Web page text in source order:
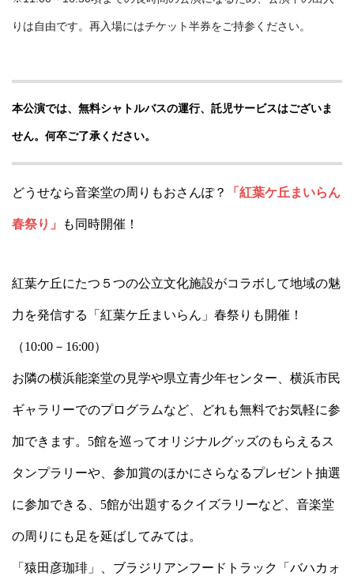
りは自由です。再入場にはチケット半券をご持参ください。
本公演では、無料シャトルバスの運行、託児サービスはございま
せん。何卒ご了承ください。
どうせなら音楽堂の周りもおさんぽ？ 「紅葉ケ丘まいらん
春祭り」 も同時開催！
紅葉ケ丘にたつ５つの公立文化施設がコラボして地域の魅
力を発信する「紅葉ケ丘まいらん」春祭りも開催！
（10:00－16:00）
お隣の横浜能楽堂の見学や県立青少年センター、横浜市民
ギャラリーでのプログラムなど、どれも無料でお気軽に参
加できます。5館を巡ってオリジナルグッズのもらえるス
タンプラリーや、参加賞のほかにさらなるプレゼント抽選
に参加できる、5館が出題するクイズラリーなど、音楽堂
の周りにも足を延ばしてみては。
「猿田彦珈琲」、ブラジリアンフードトラック「バハカォ